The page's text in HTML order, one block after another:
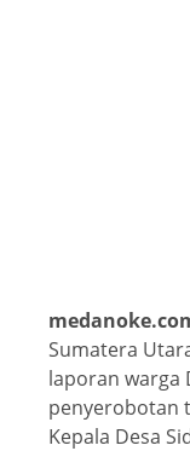
Sumatera
laporan warga
penyerobotan
Kepala Desa